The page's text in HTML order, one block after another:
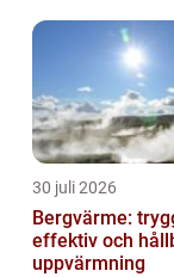
30 juli 2026
Bergvärme:
effektiv och
uppvärmning